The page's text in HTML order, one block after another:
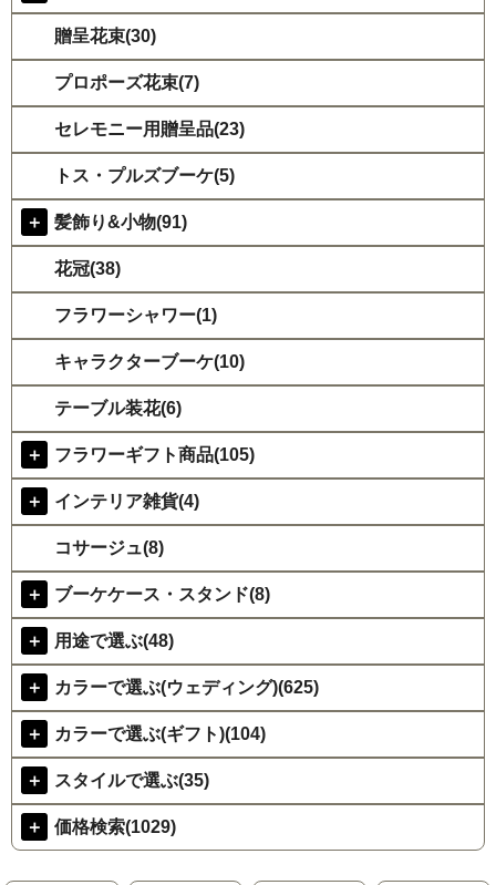
贈呈花束(30)
プロポーズ花束(7)
セレモニー用贈呈品(23)
トス・プルズブーケ(5)
＋ 髪飾り&小物(91)
花冠(38)
フラワーシャワー(1)
キャラクターブーケ(10)
テーブル装花(6)
＋ フラワーギフト商品(105)
＋ インテリア雑貨(4)
コサージュ(8)
＋ ブーケケース・スタンド(8)
＋ 用途で選ぶ(48)
＋ カラーで選ぶ(ウェディング)(625)
＋ カラーで選ぶ(ギフト)(104)
＋ スタイルで選ぶ(35)
＋ 価格検索(1029)